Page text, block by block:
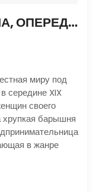
НЕЛЛИ БЛАЙ – ЖЕНЩИНА, ОПЕРЕДИВШАЯ СВОЕ ВРЕМЯ
миру под
середине XIX
своего
хрупкая барышня
в жанре